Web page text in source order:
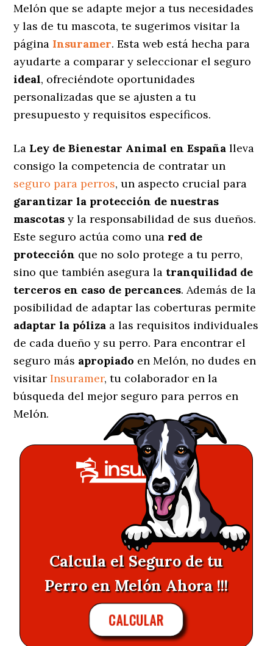
Melón que se adapte mejor a tus necesidades
y las de tu mascota, te sugerimos visitar la
página Insuramer. Esta web está hecha para
ayudarte a comparar y seleccionar el seguro
ideal, ofreciéndote oportunidades
personalizadas que se ajusten a tu
presupuesto y requisitos específicos.
La Ley de Bienestar Animal en España lleva
consigo la competencia de contratar un
seguro para perros, un aspecto crucial para
garantizar la protección de nuestras
mascotas y la responsabilidad de sus dueños.
Este seguro actúa como una red de
protección que no solo protege a tu perro,
sino que también asegura la tranquilidad de
terceros en caso de percances. Además de la
posibilidad de adaptar las coberturas permite
adaptar la póliza a las requisitos individuales
de cada dueño y su perro. Para encontrar el
seguro más apropiado en Melón, no dudes en
visitarInsuramer, tu colaborador en la
búsqueda del mejor seguro para perros en
Melón.
Calcula el Seguro de tu
Perro en Melón Ahora !!!
CALCULAR